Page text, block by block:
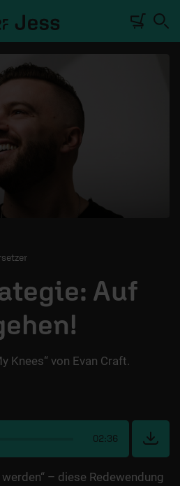
Auf
Knees“ von Evan Craft.
02:36
– diese Redewendung